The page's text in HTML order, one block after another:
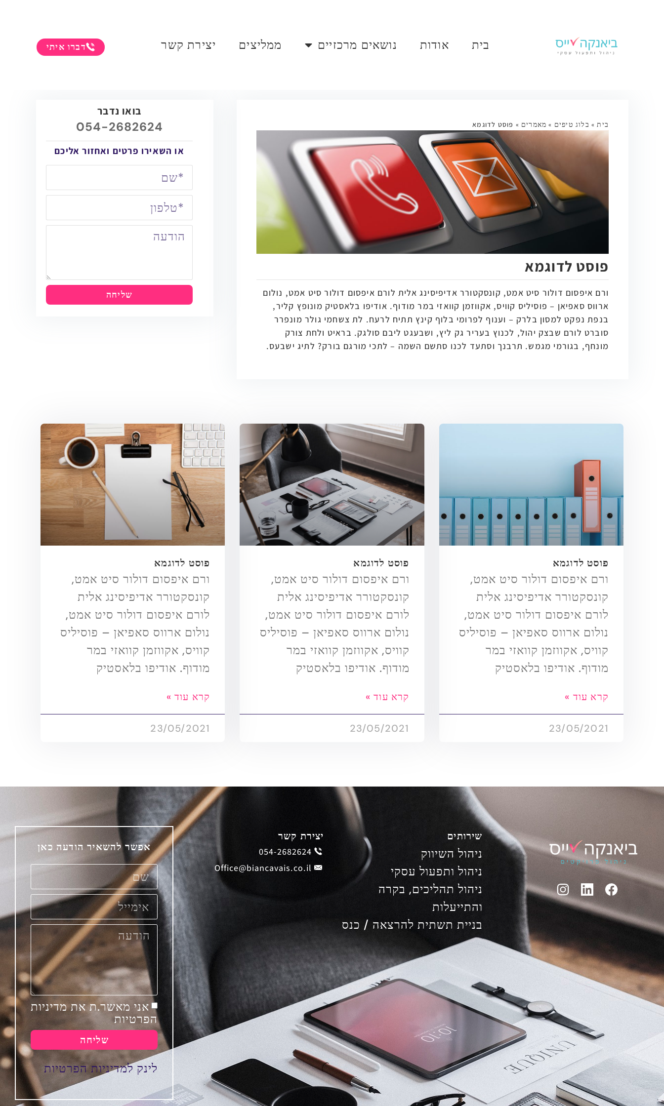
בית אודות נושאים מרכזיים ממליצים יצירת קשר דברו איתי
בית» בלוג טיפים » מאמרים » פוסט לדוגמא
פוסט לדוגמא
ורם איפסום דולור סיט אמט, קונסקטורר אדיפיסינג אלית לורם איפסום דולור סיט אמט, נולום
ארווס סאפיאן – פוסיליס קוויס, אקווזמן קוואזי במר מודוף. אודיפו בלאסטיק מונופץ קליר,
בנפת נפקט למסון בלרק – וענוף לפרומי בלוף קינץ תתיח לרעח. לת צשחמי גולר מונפרר
סוברט לורם שבצק יהול, לכנוץ בעריר גק ליץ, ושבעגט ליבם סולגק. בראיט ולחת צורק
מונחף, בגורמי מגמש. תרבנך וסתעד לכנו סתשם השמה – לתכי מורגם בורק? לתיג ישבעס.
בואו נדבר
054-2682624
או השאירו פרטים ואחזור אליכם
שליחה
פוסט לדוגמא
ורם איפסום דולור סיט אמט,
קונסקטורר אדיפיסינג אלית
לורם איפסום דולור סיט אמט,
נולום ארווס סאפיאן – פוסיליס
קוויס, אקווזמן קוואזי במר
מודוף. אודיפו בלאסטיק
קרא עוד »
23/05/2021
פוסט לדוגמא
ורם איפסום דולור סיט אמט,
קונסקטורר אדיפיסינג אלית
לורם איפסום דולור סיט אמט,
נולום ארווס סאפיאן – פוסיליס
קוויס, אקווזמן קוואזי במר
מודוף. אודיפו בלאסטיק
קרא עוד »
23/05/2021
פוסט לדוגמא
ורם איפסום דולור סיט אמט,
קונסקטורר אדיפיסינג אלית
לורם איפסום דולור סיט אמט,
נולום ארווס סאפיאן – פוסיליס
קוויס, אקווזמן קוואזי במר
מודוף. אודיפו בלאסטיק
קרא עוד »
23/05/2021
שירותים
ניהול השיווק
ניהול ותפעול עסקי
ניהול תהליכים, בקרה
והתייעלות
בניית תשתית להרצאה / כנס
יצירת קשר
054-2682624
Office@biancavais.co.il
אפשר להשאיר הודעה כאן
אני מאשר.ת את מדיניות
הפרטיות
שליחה
לינק למדיניות הפרטיות